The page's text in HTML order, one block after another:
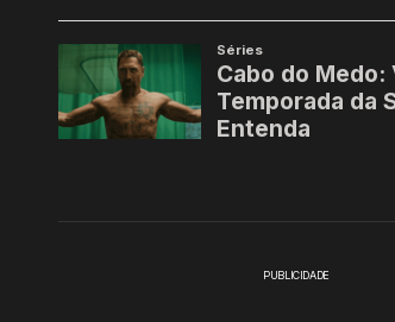
PUBLICIDADE